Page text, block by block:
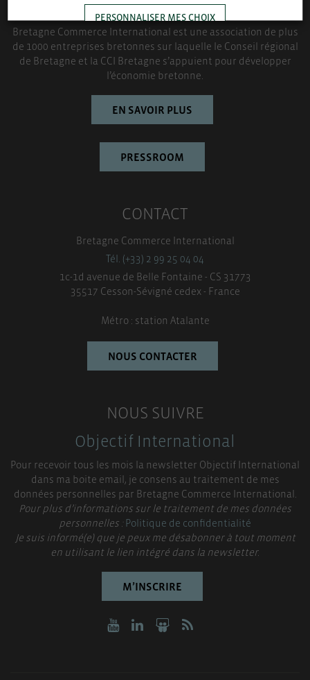
QUI-SOMMES NOUS ?
Bretagne Commerce International est une association de plus
de 1000 entreprises bretonnes sur laquelle le Conseil régional
de Bretagne et la CCI Bretagne s’appuient pour développer
l’économie bretonne.
EN SAVOIR PLUS
PRESSROOM
CONTACT
Bretagne Commerce International
Tél. (+33) 2 99 25 04 04
1c-1d avenue de Belle Fontaine - CS 31773
35517 Cesson-Sévigné cedex - France
Métro : station Atalante
NOUS CONTACTER
NOUS SUIVRE
Objectif International
Pour recevoir tous les mois la newsletter Objectif International
dans ma boite email, je consens au traitement de mes
données personnelles par Bretagne Commerce International.
Pour plus d’informations sur le traitement de mes données
personnelles :Politique de confidentialité
Je suis informé(e) que je peux me désabonner à tout moment
en utilisant le lien intégré dans la newsletter.
M’INSCRIRE
PERSONNALISER MES CHOIX
TOUT ACCEPTER